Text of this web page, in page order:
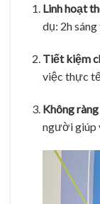
Linh hoạt
dụ: 2h
Tiết kiệm
việc thực
Không
người giúp